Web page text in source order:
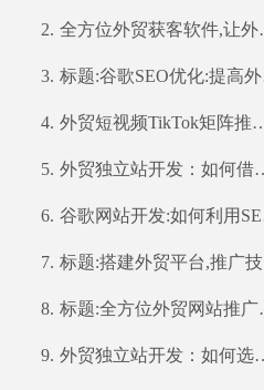
2. 全方位外贸获客软件,让外贸业务更轻松
3. 标题:谷歌SEO优化:提高外贸企业全球曝光率
4. 外贸短视频TikTok矩阵推广：如何利用TikTok扩大国际市场
5. 外贸独立站开发：如何借助公司优势打造高效营销渠道
6. 谷歌网站开发:如何利用SEO优化提高网站流量和转化率
7. 标题:搭建外贸平台,推广技巧不容错过
8. 标题:全方位外贸网站推广策略,提高你的网站曝光率
9. 外贸独立站开发：如何选择合适的开发公司？